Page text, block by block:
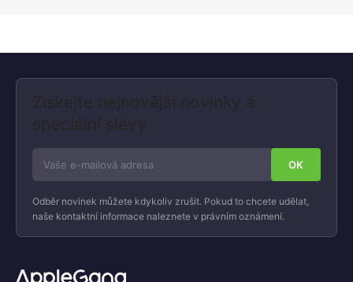
Získejte nejnovější novinky a
speciální slevy
Odběr novinek můžete kdykoliv zrušit. Pokud to chcete udělat,
naše kontaktní informace naleznete v právním oznámení.